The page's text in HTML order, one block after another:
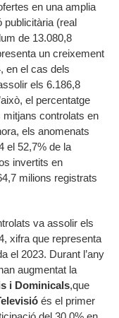
en una amplia
publicitària (real
de 13.080,8
un creixement
en el cas dels
els 6.186,8
el percentatge
controlats en
els anomenats
el 52,7% de la
invertits en
milions registrats
va assolir els
xifra que representa
el 2023. Durant l’any
augmentat la
i Dominicals,que
és el primer